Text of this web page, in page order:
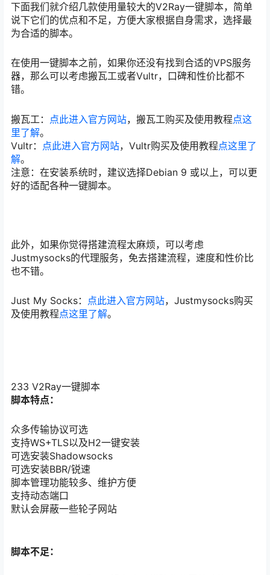
下面我们就介绍几款使用量较大的V2Ray一键脚本，简单
说下它们的优点和不足，方便大家根据自身需求，选择最
为合适的脚本。
在使用一键脚本之前，如果你还没有找到合适的VPS服务
器，那么可以考虑搬瓦工或者Vultr，口碑和性价比都不
错。
搬瓦工： 点此进入官方网站，搬瓦工购买及使用教程点这
里了解。
Vultr： 点此进入官方网站，Vultr购买及使用教程点这里了
解。
注意：在安装系统时，建议选择Debian 9 或以上，可以更
好的适配各种一键脚本。
此外，如果你觉得搭建流程太麻烦，可以考虑
Justmysocks的代理服务，免去搭建流程，速度和性价比
也不错。
Just My Socks： 点此进入官方网站，Justmysocks购买
及使用教程点这里了解。
233 V2Ray一键脚本
脚本特点：
众多传输协议可选
支持WS+TLS以及H2一键安装
可选安装Shadowsocks
可选安装BBR/锐速
脚本管理功能较多、维护方便
支持动态端口
默认会屏蔽一些轮子网站
脚本不足：